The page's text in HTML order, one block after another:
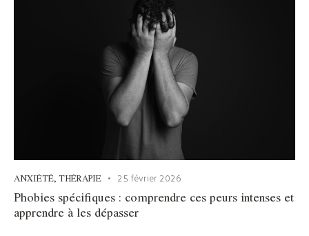
ANXIÉTÉ, THÉRAPIE 25 février 2026
Phobies spécifiques : comprendre ces peurs intenses et
apprendre à les dépasser